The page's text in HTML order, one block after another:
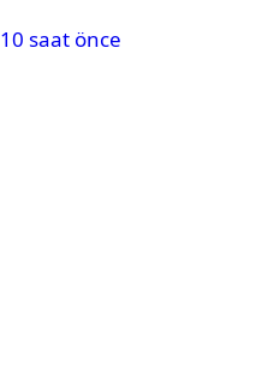
oynayacak mı?
10 saat önce